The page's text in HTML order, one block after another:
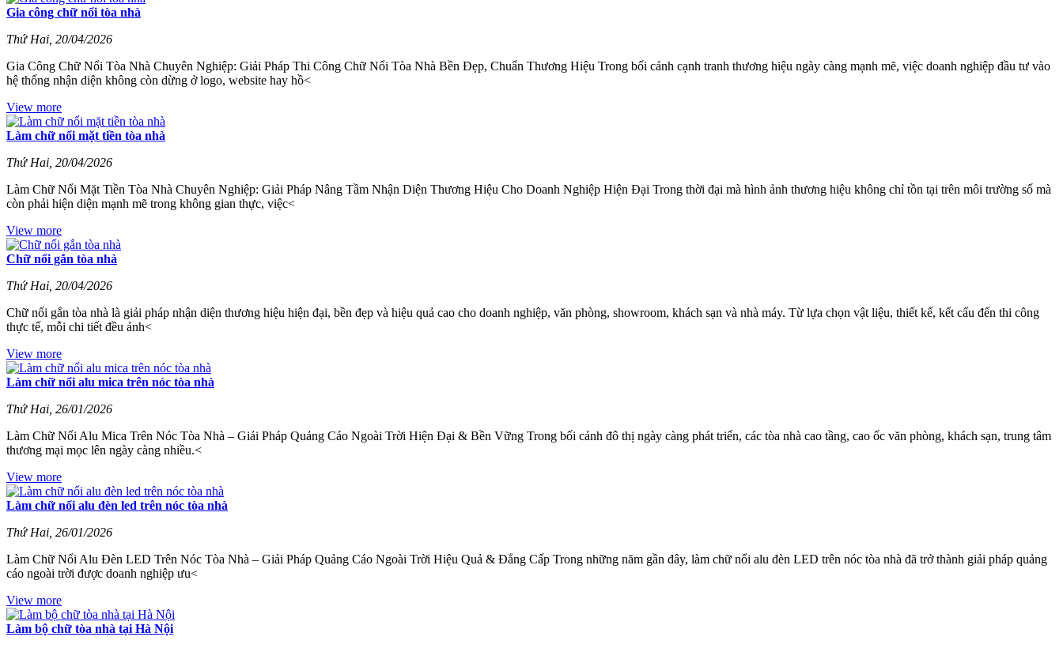
Gia công chữ nổi tòa nhà
Thứ Hai, 20/04/2026
Gia Công Chữ Nổi Tòa Nhà Chuyên Nghiệp: Giải Pháp Thi Công Chữ Nổi Tòa Nhà Bền Đẹp, Chuẩn Thương Hiệu Trong bối cảnh cạnh tranh thương hiệu ngày càng mạnh mẽ, việc doanh nghiệp đầu tư vào
hệ thống nhận diện không còn dừng ở logo, website hay hồ<
View more
Làm chữ nổi mặt tiền tòa nhà
Thứ Hai, 20/04/2026
Làm Chữ Nổi Mặt Tiền Tòa Nhà Chuyên Nghiệp: Giải Pháp Nâng Tầm Nhận Diện Thương Hiệu Cho Doanh Nghiệp Hiện Đại Trong thời đại mà hình ảnh thương hiệu không chỉ tồn tại trên môi trường số mà
còn phải hiện diện mạnh mẽ trong không gian thực, việc<
View more
Chữ nổi gắn tòa nhà
Thứ Hai, 20/04/2026
Chữ nổi gắn tòa nhà là giải pháp nhận diện thương hiệu hiện đại, bền đẹp và hiệu quả cao cho doanh nghiệp, văn phòng, showroom, khách sạn và nhà máy. Từ lựa chọn vật liệu, thiết kế, kết cấu đến thi công
thực tế, mỗi chi tiết đều ảnh<
View more
Làm chữ nổi alu mica trên nóc tòa nhà
Thứ Hai, 26/01/2026
Làm Chữ Nổi Alu Mica Trên Nóc Tòa Nhà – Giải Pháp Quảng Cáo Ngoài Trời Hiện Đại & Bền Vững Trong bối cảnh đô thị ngày càng phát triển, các tòa nhà cao tầng, cao ốc văn phòng, khách sạn, trung tâm
thương mại mọc lên ngày càng nhiều.<
View more
Làm chữ nổi alu đèn led trên nóc tòa nhà
Thứ Hai, 26/01/2026
Làm Chữ Nổi Alu Đèn LED Trên Nóc Tòa Nhà – Giải Pháp Quảng Cáo Ngoài Trời Hiệu Quả & Đẳng Cấp Trong những năm gần đây, làm chữ nổi alu đèn LED trên nóc tòa nhà đã trở thành giải pháp quảng
cáo ngoài trời được doanh nghiệp ưu<
View more
Làm bộ chữ tòa nhà tại Hà Nội